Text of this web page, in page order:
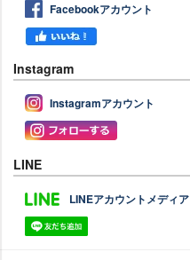
Facebookアカウント
Instagram
Instagramアカウント
LINE
LINEアカウントメディア